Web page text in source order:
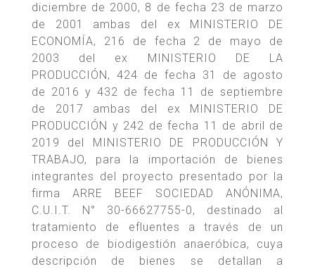
diciembre de 2000, 8 de fecha 23 de marzo
de 2001 ambas del ex MINISTERIO DE
ECONOMÍA, 216 de fecha 2 de mayo de
2003 del ex MINISTERIO DE LA
PRODUCCIÓN, 424 de fecha 31 de agosto
de 2016 y 432 de fecha 11 de septiembre
de 2017 ambas del ex MINISTERIO DE
PRODUCCIÓN y 242 de fecha 11 de abril de
2019 del MINISTERIO DE PRODUCCIÓN Y
TRABAJO, para la importación de bienes
integrantes del proyecto presentado por la
firma ARRE BEEF SOCIEDAD ANÓNIMA,
C.U.I.T. N° 30-66627755-0, destinado al
tratamiento de efluentes a través de un
proceso de biodigestión anaeróbica, cuya
descripción de bienes se detallan a